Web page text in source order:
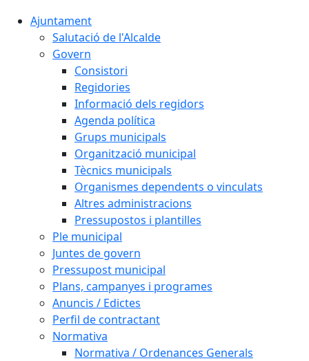
Ajuntament
Salutació de l'Alcalde
Govern
Consistori
Regidories
Informació dels regidors
Agenda política
Grups municipals
Organització municipal
Tècnics municipals
Organismes dependents o vinculats
Altres administracions
Pressupostos i plantilles
Ple municipal
Juntes de govern
Pressupost municipal
Plans, campanyes i programes
Anuncis / Edictes
Perfil de contractant
Normativa
Normativa / Ordenances Generals